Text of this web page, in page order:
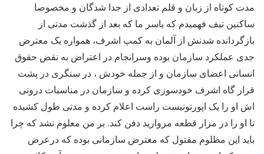
مدت کوتاه از زبان و قلم تعدادی از جدا شدگان و مخصوصا
ساکنین تیف فهمیدم که یاسر ما که بعد از گذشت مدتی از
بازگردانده شدنش از آلمان به کمپ اشرف، همواره یک معترض
جدی عملکرد سازمان بوده وسرانجام در اعتراض به نقض حقوق
انسانی اعضای سازمان و از جمله خودش ، در سنگری در پشت
قرار گاه اشرف خودسوزی کرده و سازمان در مناسبات درونی
اش او را یک اپورتونیست راست اعلام کرده و مدتی طول کشیده
تا او را در مزار قطعه مروارید دفن کند. بر من معلوم نشد که چرا
باید این مظلوم مقتول که معترض سازمانی بوده که درعرض